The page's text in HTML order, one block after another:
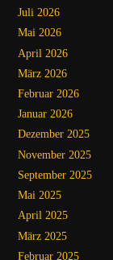
Juli 2026
Mai 2026
April 2026
März 2026
Februar 2026
Januar 2026
Dezember 2025
November 2025
September 2025
Mai 2025
April 2025
März 2025
Februar 2025